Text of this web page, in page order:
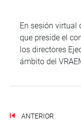
En sesión virtual
que preside el
los directores
ámbito del
ANTERIOR